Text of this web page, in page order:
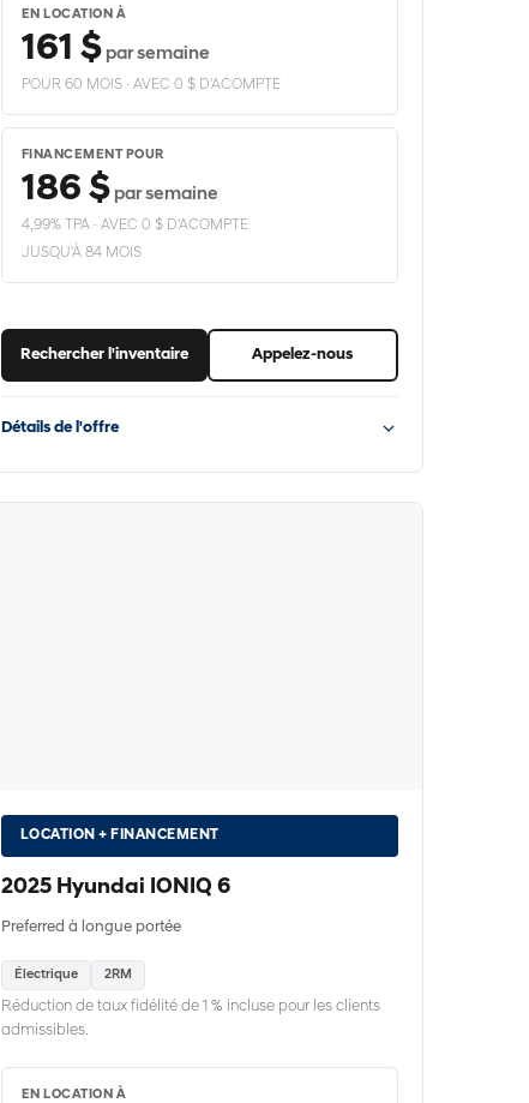
EN LOCATION À
161 $par semaine
POUR 60 MOIS · AVEC 0 $ D'ACOMPTE
FINANCEMENT POUR
186 $par semaine
4,99% TPA · AVEC 0 $ D'ACOMPTE
JUSQU'À 84 MOIS
Rechercher l'inventaire Appelez-nous
Détails de l'offre
LOCATION + FINANCEMENT
2025 Hyundai IONIQ 6
Preferred à longue portée
Électrique 2RM
Réduction de taux fidélité de 1 % incluse pour les clients
admissibles.
EN LOCATION À